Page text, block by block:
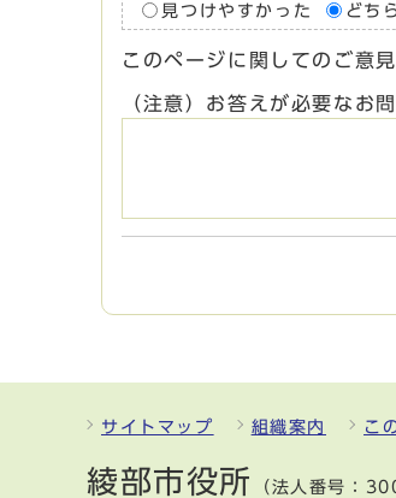
見つけやすかった どち
このページに関してのご意
（注意）お答えが必要なお
サイトマップ 組織案内 こ
綾部市役所 （法人番号：